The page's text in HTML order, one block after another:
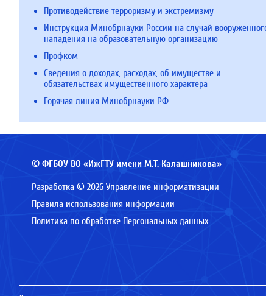
Противодействие терроризму и экстремизму
Инструкция Минобрнауки России на случай
нападения на образовательную организацию
Профком
Сведения о доходах, расходах, об имуществе и
обязательствах имущественного характера
Горячая линия Минобрнауки РФ
© ФГБОУ ВО «ИжГТУ имени М.Т. Калашникова»
Разработка © 2026 Управление информатизации
Правила использования информации
Политика по обработке Персональных данных